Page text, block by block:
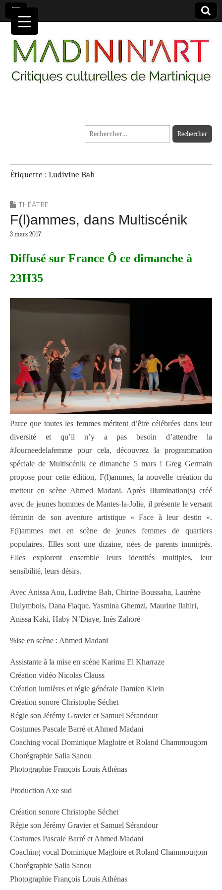
MADININ'ART
Rechercher :
Étiquette : Ludivine Bah
THÉÂTRE
F(l)ammes, dans Multiscénik
3 mars 2017
Diffusé sur France Ô ce dimanche à
23H35
Parce que toutes les femmes méritent d’être célébrées dans leur
diversité et qu’il n’y a pas besoin d’attendre la
#Journeedelafemme pour cela, découvrez la programmation
spéciale de Multiscénik ce dimanche 5 mars ! Greg Germain
propose pour cette édition, F(l)ammes, la nouvelle création du
metteur en scène Ahmed Madani. Après Illumination(s) créé
avec de jeunes hommes de Mantes-la-Jolie, il présente le versant
féminin de son aventure artistique « Face à leur destin ».
F(l)ammes met en scène de jeunes femmes de quartiers
populaires. Elles sont une dizaine, nées de parents immigrés.
Elles explorent ensemble leurs identités multiples, leur
sensibilité, leurs désirs.
Avec Anissa Aou, Ludivine Bah, Chirine Boussaha, Laurène
Dulymbois, Dana Fiaque, Yasmina Ghemzi, Maurine Ilahiri,
Anissa Kaki, Haby N’Diaye, Inès Zahoré
%ise en scène : Ahmed Madani
Assistante à la mise en scène Karima El Kharraze
Création vidéo Nicolas Clauss
Création lumières et régie générale Damien Klein
Création sonore Christophe Séchet
Régie son Jérémy Gravier et Samuel Sérandour
Costumes Pascale Barré et Ahmed Madani
Coaching vocal Dominique Magloire et Roland Chammougom
Chorégraphie Salia Sanou
Photographie François Louis Athénas
Production Axe sud
Création sonore Christophe Séchet
Régie son Jérémy Gravier et Samuel Sérandour
Costumes Pascale Barré et Ahmed Madani
Coaching vocal Dominique Magloire et Roland Chammougom
Chorégraphie Salia Sanou
Photographie François Louis Athénas